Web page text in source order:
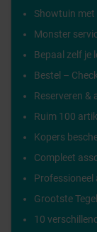
Showtuin met
Monster
Bepaal zelf je
Bestel – Check
Reserveren &
Ruim 100
Kopers
Compleet
Professioneel
Grootste
10